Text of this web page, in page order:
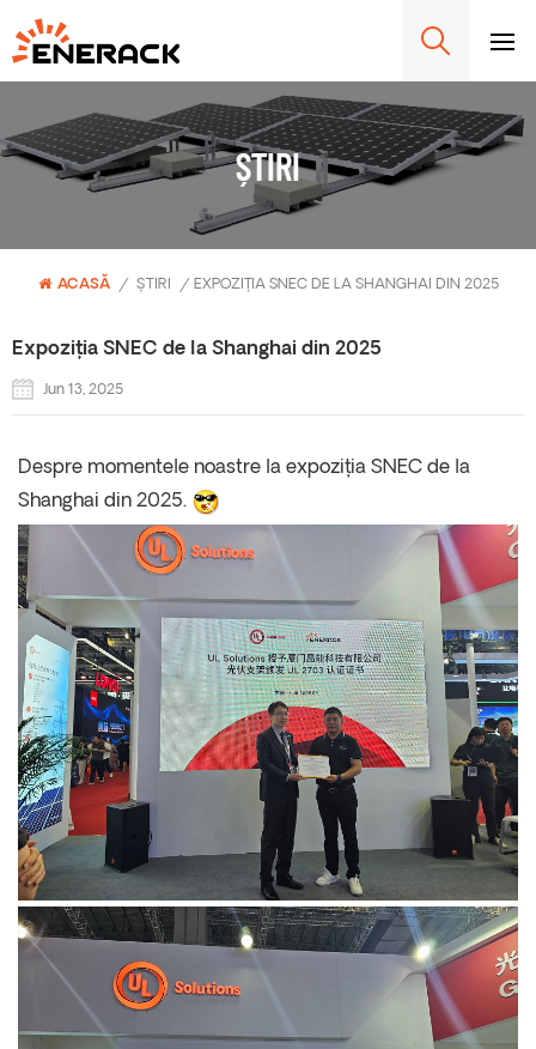
ȘTIRI
ACASĂ / ȘTIRI / EXPOZIȚIA SNEC DE LA SHANGHAI DIN 2025
Expoziția SNEC de la Shanghai din 2025
Jun 13, 2025
Despre momentele noastre la expoziția SNEC de la
Shanghai din 2025.